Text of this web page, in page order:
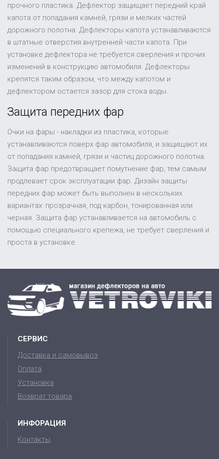
прочного пластика. Дефлектор защищает передний край
капота от попадания камней, грязи и мелких частей
дорожного полотна. Дефлекторы капота устанавливаются
в штатные отверстия внутренней части капота. При
установке дефлектора не требуется сверления и прочих
изменений в конструкцию автомобиля. Дефлекторы
крепятся таким образом, что между капотом и
дефлектором остается зазор для стока воды.
Защита передних фар
Очки на фары - накладки из пластика, которые
устанавливаются поверх фар автомобиля, и защищают их
от попадания камней, грязи и частиц дорожного полотна.
Защита фар предотвращает помутнение фар, тем самым
продлевает срок эксплуатации фар. Дизайн защиты
передних фар может быть выполнен в нескольких
вариантах: прозрачная, под карбон, тонированная или
черная. Защита фар устанавливается на автомобиль с
помощью специального крепежа, не требует сверления и
проста в установке.
СЕРВИС
Доставка и самовывоз
Оплата
Установка
Возврат товара
ИНФОРАЦИЯ
Контакты